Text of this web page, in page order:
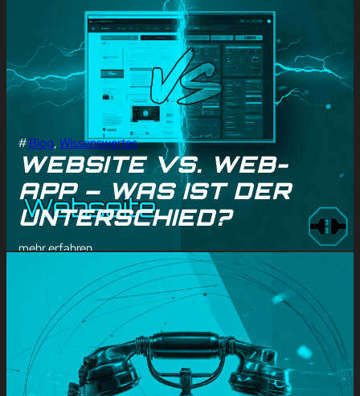
# Blog, Wissenswertes
WEBSITE VS. WEB-
APP – WAS IST DER
UNTERSCHIED?
mehr erfahren